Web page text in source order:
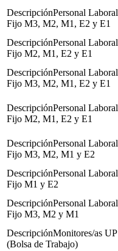
Personal Laboral
Fijo M3, M2, M1, E2 y E1
Personal Laboral
Fijo M2, M1, E2 y E1
Personal Laboral
Fijo M3, M2, M1, E2 y E1
Personal Laboral
Fijo M2, M1, E2 y E1
Personal Laboral
Fijo M3, M2, M1 y E2
Personal Laboral
Fijo M1 y E2
Personal Laboral
Fijo M3, M2 y M1
Monitores/as UP
(Bolsa de Trabajo)